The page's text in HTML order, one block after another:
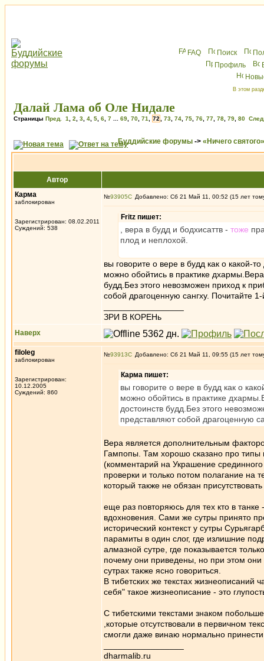
FAQ Поиск
Профиль
В этом
Далай Лама об Оле Нидале
Страницы Пред. 1 2 3 4 5 6 7 69 70 71 72 73 74 75 76 77 78 79 80
Буддийские форумы -> «Ничего святого»
Автор
Карма
заблокирован
Зарегистрирован: 08.02.2011
Суждений: 538
№93905 Добавлено: Сб 21 Май 11, 00:52 (15 лет
Fritz пишет:
, вера в будд и бодхисаттв - тоже
плод и неплохой.
вы говорите о вере в будд как о какой-
можно обойтись в практике
будд.Без этого невозможен приход к
собой драгоценную сангху. Почитайте
ЗРИ В КОРЕНь
Наверх
filoleg
заблокирован
Зарегистрирован:
10.12.2005
Суждений: 860
№93913 Добавлено: Сб 21 Май 11, 09:55 (15 лет
Карма пишет:
вы говорите о вере в будд как о
можно обойтись в практике
достоинств будд.Без этого
представляют собой драгоценную
Вера является дополнительным
Гампопы. Там хорошо сказано про типы
(комментарий на Украшение
проверки и только потом полагание на
который также не обязан
еще раз повторяюсь для тех кто в
вдохновения. Сами же сутры принято
исторический контекст у сутры
парамиты в один слог, где излишние
алмазной сутре, где показывается
почему они приведены, но при этом
сутрах также ясно говориться.
В тибетских же текстах жизнеописаний
себя" такое жизнеописание - это
С тибетскими текстами знаком
,которые отсутствовали в первичном
смогли даже винаю нормально
dharmalib.ru